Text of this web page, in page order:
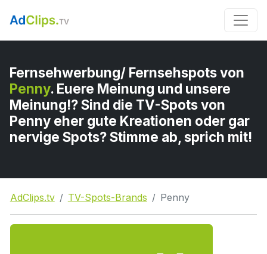
Fernsehwerbung/ Fernsehspots von
Penny. Euere Meinung und unsere
Meinung!? Sind die TV-Spots von
Penny eher gute Kreationen oder gar
nervige Spots? Stimme ab, sprich mit!
AdClips.tv TV-Spots-Brands Penny